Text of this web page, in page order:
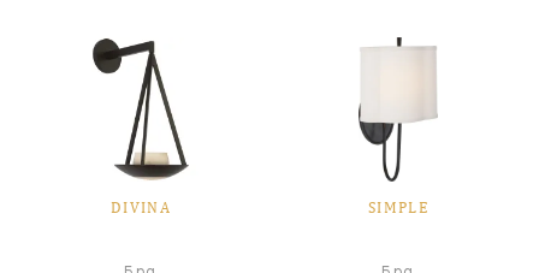
DIVINA SIMPLE